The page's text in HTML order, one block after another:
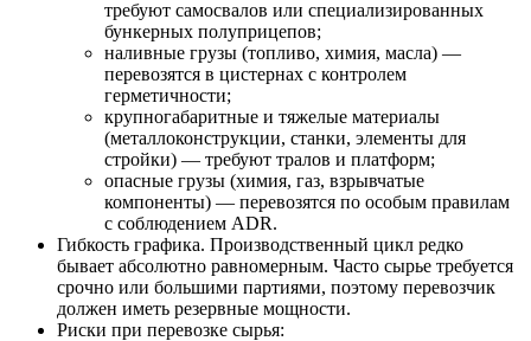
требуют самосвалов или специализированных
бункерных полуприцепов;
наливные грузы (топливо, химия, масла) —
перевозятся в цистернах с контролем
герметичности;
крупногабаритные и тяжелые материалы
(металлоконструкции, станки, элементы для
стройки) — требуют тралов и платформ;
опасные грузы (химия, газ, взрывчатые
компоненты) — перевозятся по особым правилам
с соблюдением ADR.
Гибкость графика. Производственный цикл редко
бывает абсолютно равномерным. Часто сырье требуется
срочно или большими партиями, поэтому перевозчик
должен иметь резервные мощности.
Риски при перевозке сырья: